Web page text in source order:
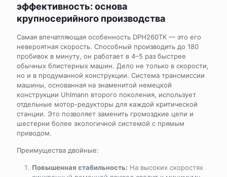
эффективность: основа
крупносерийного производства
Самая впечатляющая особенность DPH260TK — это его
невероятная скорость. Способный производить до 180
пробивок в минуту, он работает в 4–5 раз быстрее
обычных блистерных машин. Дело не только в скорости,
но и в продуманной конструкции. Система трансмиссии
машины, основанная на знаменитой немецкой
конструкции Uhlmann второго поколения, использует
отдельные мотор-редукторы для каждой критической
станции. Это позволяет заменить громоздкие цепи и
шестерни более экологичной системой с прямым
приводом.
Преимущества двойные:
Повышенная стабильность: На высоких скоростях